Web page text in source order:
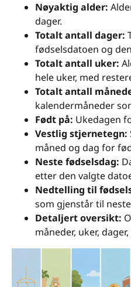
Nøyaktig alder:
dager.
Totalt antall dager:
fødselsdatoen og
Totalt antall uker:
hele uker, med
Totalt antall
kalendermåneder
Født på: Ukedagen
Vestlig stjernetegn:
måned og dag for
Neste fødselsdag:
etter den valgte
Nedtelling til
som gjenstår til
Detaljert oversikt:
måneder, uker,